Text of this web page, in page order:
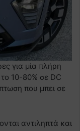
για μία πλήρη
10-80% σε DC
που μπει σε
αντιληπτά και